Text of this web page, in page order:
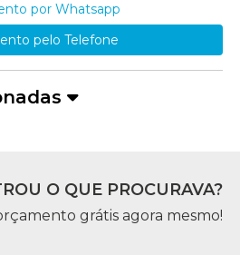
por Whatsapp
pelo Telefone
O QUE PROCURAVA?
grátis agora mesmo!